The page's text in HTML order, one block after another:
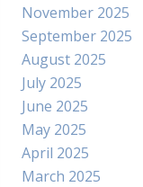
November 2025
September 2025
August 2025
July 2025
June 2025
May 2025
April 2025
March 2025